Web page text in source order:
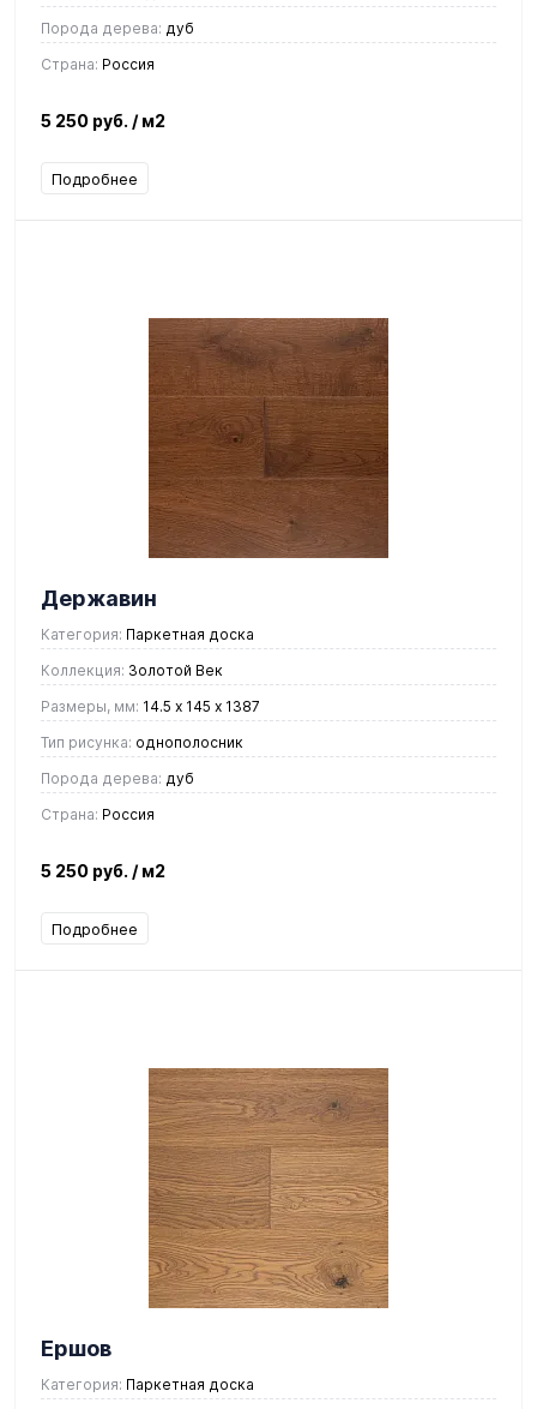
Порода дерева: дуб
Страна: Россия
5 250 руб. / м2
Подробнее
Державин
Категория: Паркетная доска
Коллекция: Золотой Век
Размеры, мм: 14.5 х 145 х 1387
Тип рисунка: однополосник
Порода дерева: дуб
Страна: Россия
5 250 руб. / м2
Подробнее
Ершов
Категория: Паркетная доска